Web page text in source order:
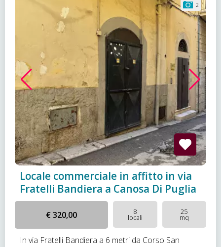
2
Locale commerciale in affitto in via
Fratelli Bandiera a Canosa Di Puglia
€ 320,00 8
locali
25
mq
In via Fratelli Bandiera a 6 metri da Corso San